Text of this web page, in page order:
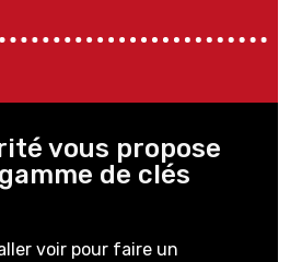
vous propose
de clés
voir pour faire un